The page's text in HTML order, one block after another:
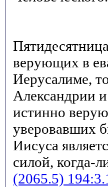
верующих в
Иерусалиме,
Александрии
истинно
уверовавших
Иисуса
силой, когда-
(2065.5)